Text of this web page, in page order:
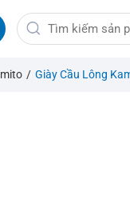
Tìm
kiếm:
/ Giày Cầu Lông